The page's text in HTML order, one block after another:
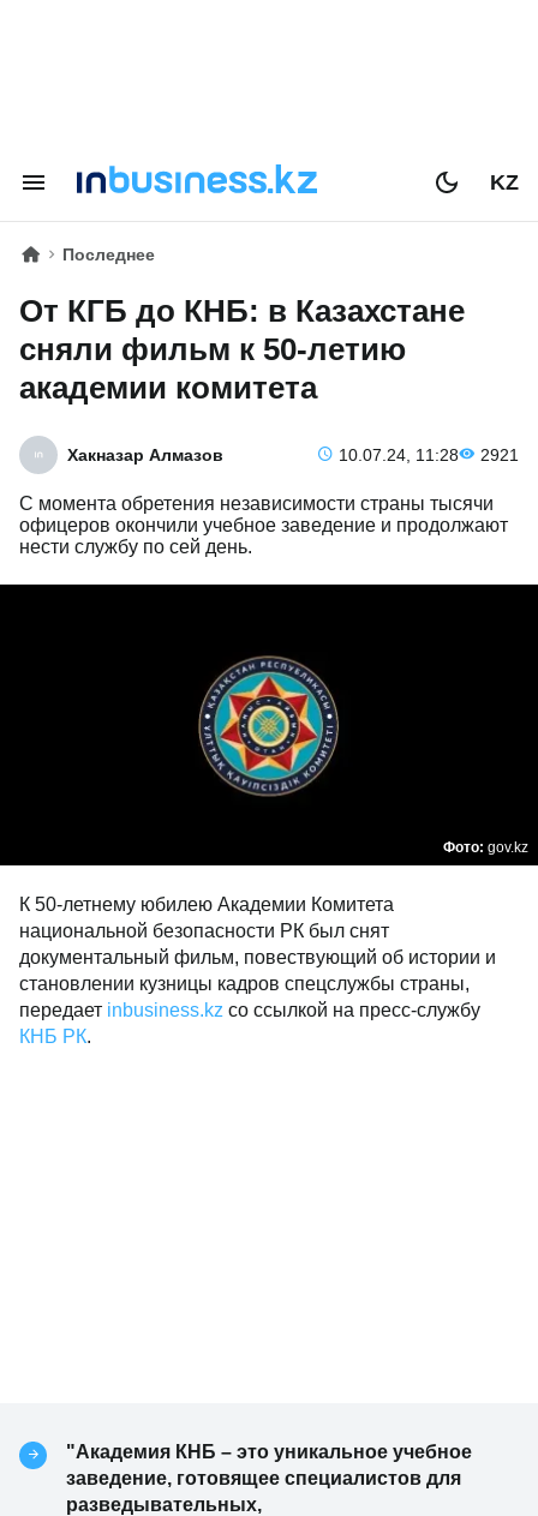
KZ
Последнее
От КГБ до КНБ: в Казахстане
сняли фильм к 50-летию
академии комитета
Хакназар Алмазов 10.07.24, 11:28 2921
С момента обретения независимости страны тысячи
офицеров окончили учебное заведение и продолжают
нести службу по сей день.
Фото: gov.kz
К 50-летнему юбилею Академии Комитета
национальной безопасности РК был снят
документальный фильм, повествующий об истории и
становлении кузницы кадров спецслужбы страны,
передает inbusiness.kz со ссылкой на пресс-службу
КНБ РК.
"Академия КНБ – это уникальное учебное
заведение, готовящее специалистов для
разведывательных,